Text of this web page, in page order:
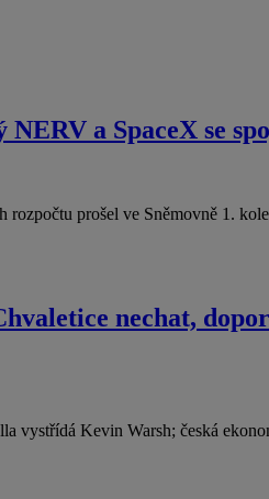
a SpaceX se
rozpočtu prošel ve Sněmovně 1.
nechat,
vystřídá Kevin Warsh; česká